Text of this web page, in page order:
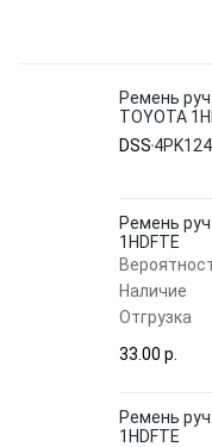
Ремень
TOYOTA
DSS
Ремень
1HDFTE
Наличие
Отгрузка
33.00 p.
Ремень
1HDFTE